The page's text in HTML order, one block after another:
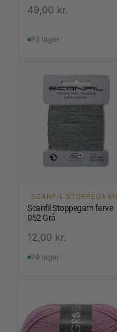
49,00 kr.
På lager
SCANFIL STOPPEGARN
Scanfil Stoppegarn farve
052 Grå
12,00 kr.
På lager